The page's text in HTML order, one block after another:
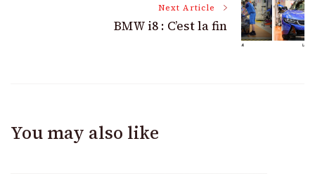
Next Article
BMW i8 : C’est la fin
You may also like